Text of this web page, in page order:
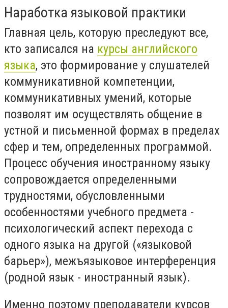
Наработка языковой практики
Главная цель, которую преследуют все,
кто записался на курсы английского
языка, это формирование у слушателей
коммуникативной компетенции,
коммуникативных умений, которые
позволят им осуществлять общение в
устной и письменной формах в пределах
сфер и тем, определенных программой.
Процесс обучения иностранному языку
сопровождается определенными
трудностями, обусловленными
особенностями учебного предмета -
психологический аспект перехода с
одного языка на другой («языковой
барьер»), межъязыковое интерференция
(родной язык - иностранный язык).
Именно поэтому преподаватели курсов